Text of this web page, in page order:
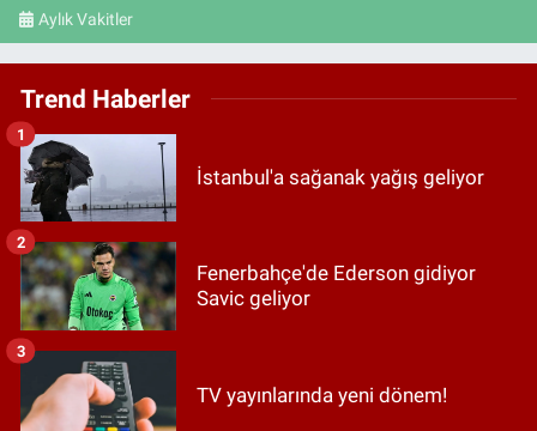
Aylık Vakitler
Trend Haberler
İstanbul'a sağanak yağış geliyor
1
Fenerbahçe'de Ederson gidiyor
Savic geliyor
2
TV yayınlarında yeni dönem!
3